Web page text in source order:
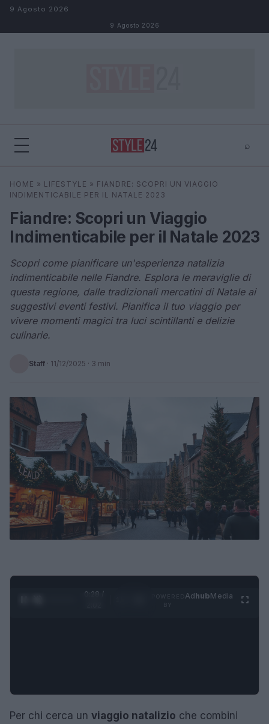
Salta al contenuto
9 Agosto 2026
9 Agosto 2026
⌕
Cerca
HOME » LIFESTYLE » FIANDRE: SCOPRI UN VIAGGIO
INDIMENTICABILE PER IL NATALE 2023
Fiandre: Scopri un Viaggio
Indimenticabile per il Natale 2023
Scopri come pianificare un'esperienza natalizia
indimenticabile nelle Fiandre. Esplora le meraviglie di
questa regione, dalle tradizionali mercatini di Natale ai
suggestivi eventi festivi. Pianifica il tuo viaggio per
vivere momenti magici tra luci scintillanti e delizie
culinarie.
Staff · 11/12/2025 · 3 min
0:29 /
AdhubMedia
Per chi cerca un viaggio natalizio che combini